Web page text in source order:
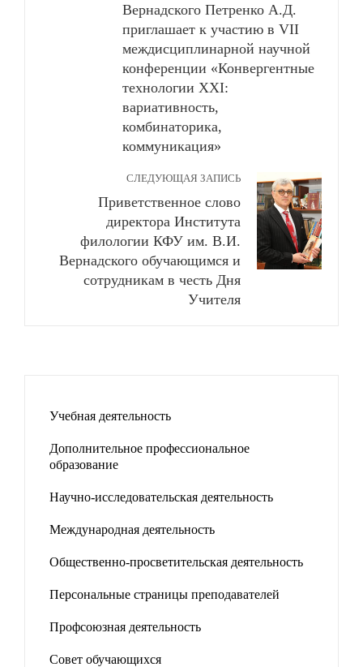
Вернадского Петренко А.Д.
приглашает к участию в VII
междисциплинарной научной
конференции «Конвергентные
технологии XXI:
вариативность,
комбинаторика,
коммуникация»
СЛЕДУЮЩАЯ ЗАПИСЬ
Приветственное слово
директора Института
филологии КФУ им. В.И.
Вернадского обучающимся и
сотрудникам в честь Дня
Учителя
Учебная деятельность
Дополнительное профессиональное
образование
Научно-исследовательская деятельность
Международная деятельность
Общественно-просветительская деятельность
Персональные страницы преподавателей
Профсоюзная деятельность
Совет обучающихся